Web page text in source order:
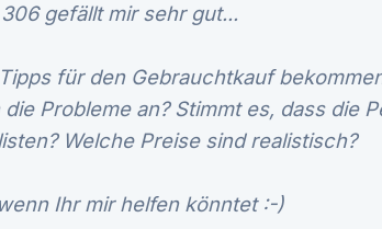
gefällt mir sehr gut...
für den Gebrauchtkauf
die Probleme an? Stimmt es, dass die
Welche Preise sind realistisch?
Ihr mir helfen könntet :-)